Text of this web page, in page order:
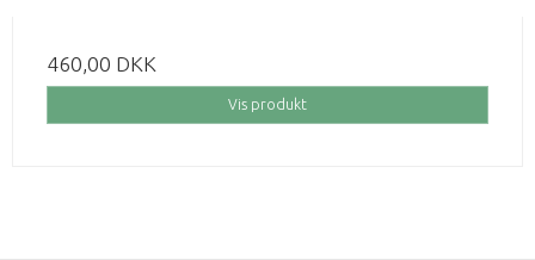
460,00 DKK
Vis produkt